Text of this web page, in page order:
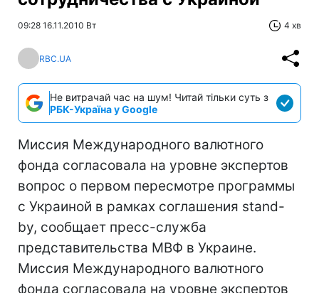
09:28 16.11.2010 Вт 4 хв
RBC.UA
Не витрачай час на шум! Читай тільки суть з
РБК-Україна у Google
Миссия Международного валютного
фонда согласовала на уровне экспертов
вопрос о первом пересмотре программы
с Украиной в рамках соглашения stand-
by, сообщает пресс-служба
представительства МВФ в Украине.
Миссия Международного валютного
фонда согласовала на уровне экспертов